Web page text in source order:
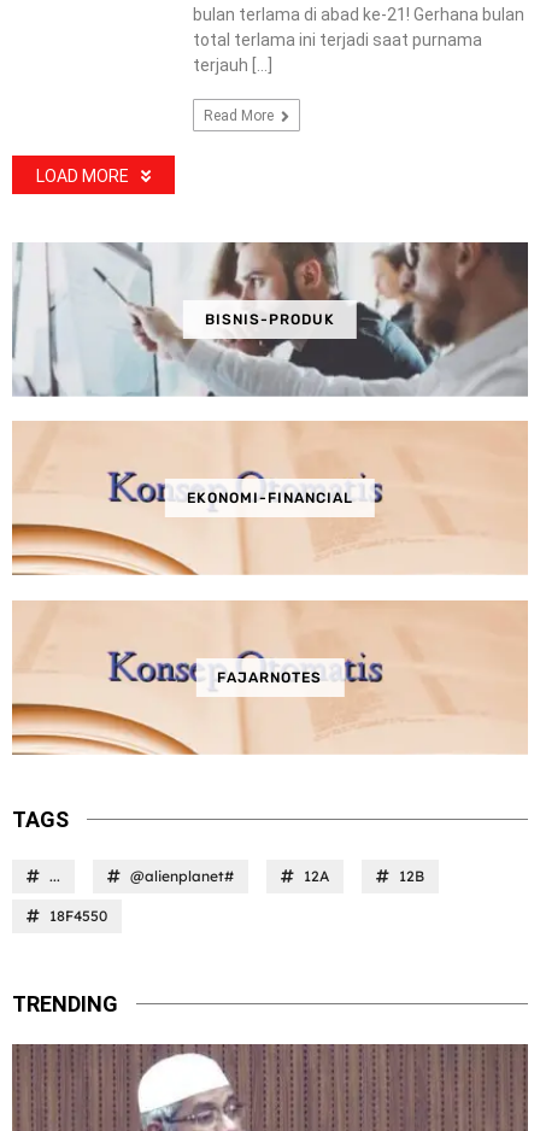
bulan terlama di abad ke-21! Gerhana bulan
total terlama ini terjadi saat purnama
terjauh […]
Read More
LOAD MORE
BISNIS-PRODUK
EKONOMI-FINANCIAL
FAJARNOTES
TAGS
... @alienplanet# 12A 12B
18F4550
TRENDING